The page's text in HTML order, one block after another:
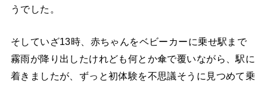
うでした。
そしていざ13時、赤ちゃんをベビーカーに乗せ駅まで
霧雨が降り出したけれども何とか傘で覆いながら、駅に
着きましたが、ずっと初体験を不思議そうに見つめて乗